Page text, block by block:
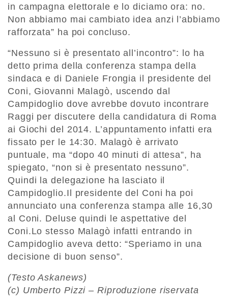
in campagna elettorale e lo diciamo ora: no.
Non abbiamo mai cambiato idea anzi l’abbiamo
rafforzata” ha poi concluso.
“Nessuno si è presentato all’incontro”: lo ha
detto prima della conferenza stampa della
sindaca e di Daniele Frongia il presidente del
Coni, Giovanni Malagò, uscendo dal
Campidoglio dove avrebbe dovuto incontrare
Raggi per discutere della candidatura di Roma
ai Giochi del 2014. L’appuntamento infatti era
fissato per le 14:30. Malagò è arrivato
puntuale, ma “dopo 40 minuti di attesa”, ha
spiegato, “non si è presentato nessuno”.
Quindi la delegazione ha lasciato il
Campidoglio.Il presidente del Coni ha poi
annunciato una conferenza stampa alle 16,30
al Coni. Deluse quindi le aspettative del
Coni.Lo stesso Malagò infatti entrando in
Campidoglio aveva detto: “Speriamo in una
decisione di buon senso”.
(Testo Askanews)
(c) Umberto Pizzi – Riproduzione riservata